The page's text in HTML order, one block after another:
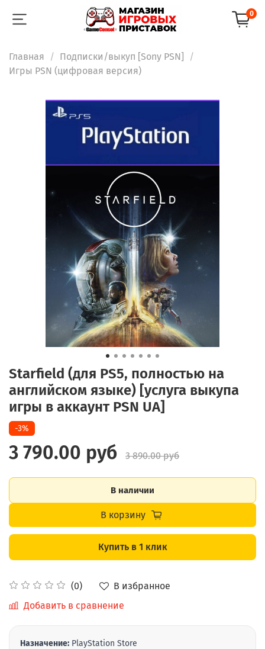
0
Главная
Подписки/выкуп [Sony PSN]
Игры PSN (цифровая версия)
Starfield (для PS5, полностью на
английском языке) [услуга выкупа
игры в аккаунт PSN UA]
(0)
В избранное
Добавить в сравнение
-3%
3 790.00 руб 3 890.00 руб
В наличии
В корзину
Купить в 1 клик
Назначение: PlayStation Store